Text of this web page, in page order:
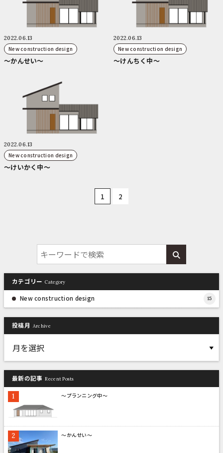
2022.06.13
New construction design
～かんせい～
2022.06.13
New construction design
～けんちく中～
2022.06.13
New construction design
～けいかく中～
1 2
カテゴリー Category
New construction design 15
投稿月 Archive
最新の記事 Recent Posts
～プランニング中～
～かんせい～